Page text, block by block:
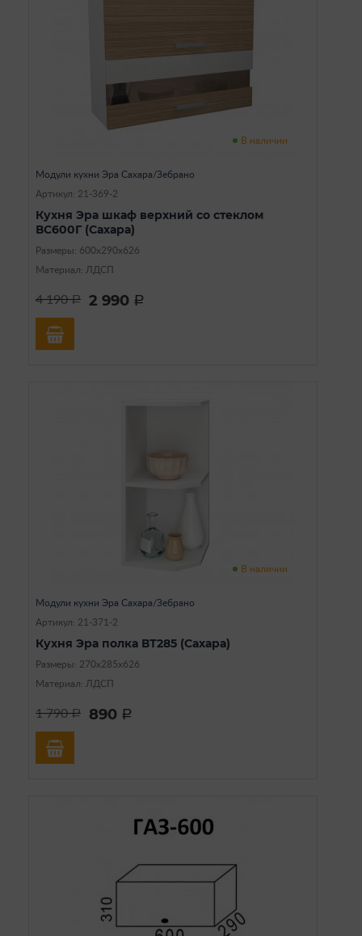
В наличии
Модули кухни Эра Сахара/Зебрано
Артикул: 21-369-2
Кухня Эра шкаф верхний со стеклом
ВС600Г (Сахара)
Размеры: 600х290х626
Материал: ЛДСП
4 190a 2 990 a
В наличии
Модули кухни Эра Сахара/Зебрано
Артикул: 21-371-2
Кухня Эра полка ВТ285 (Сахара)
Размеры: 270х285х626
Материал: ЛДСП
1 790a 890 a